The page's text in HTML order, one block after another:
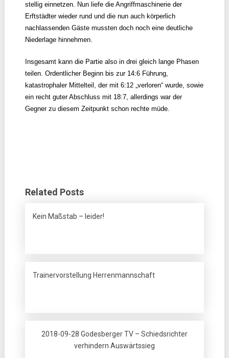
stellig einnetzen. Nun liefe die Angriffmaschinerie der
Erftstädter wieder rund und die nun auch körperlich
nachlassenden Gäste mussten doch noch eine deutliche
Niederlage hinnehmen.
Insgesamt kann die Partie also in drei gleich lange Phasen
teilen. Ordentlicher Beginn bis zur 14:6 Führung,
katastrophaler Mittelteil, der mit 6:12 „verloren“ wurde, sowie
ein recht guter Abschluss mit 18:7, allerdings war der
Gegner zu diesem Zeitpunkt schon rechte müde.
Related Posts
Kein Maßstab – leider!
Trainervorstellung Herrenmannschaft
2018-09-28 Godesberger TV – Schiedsrichter
verhindern Auswärtssieg